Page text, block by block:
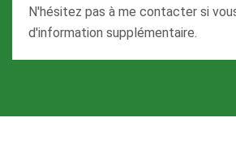
N'hésitez pas à me contacter si
d'information supplémentaire.